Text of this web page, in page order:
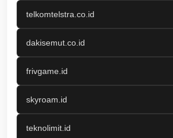
telkomtelstra.co.id
dakisemut.co.id
frivgame.id
skyroam.id
teknolimit.id